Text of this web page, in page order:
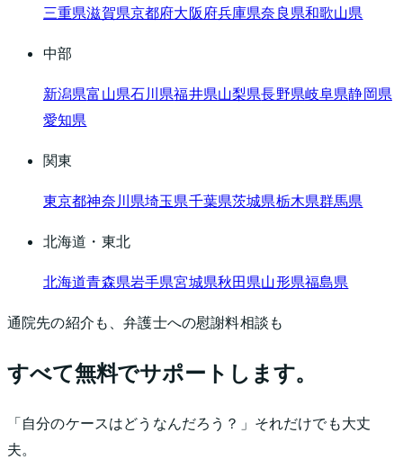
三重県滋賀県京都府大阪府兵庫県奈良県和歌山県
中部
新潟県富山県石川県福井県山梨県長野県岐阜県静岡県
愛知県
関東
東京都神奈川県埼玉県千葉県茨城県栃木県群馬県
北海道・東北
北海道青森県岩手県宮城県秋田県山形県福島県
通院先の紹介も、弁護士への慰謝料相談も
すべて無料でサポートします。
「自分のケースはどうなんだろう？」それだけでも大丈
夫。